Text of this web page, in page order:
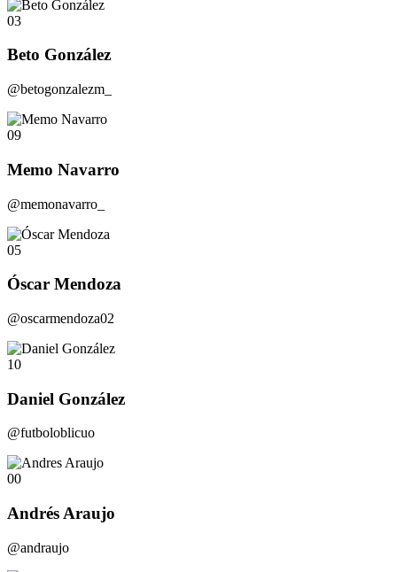
03
Beto González
@betogonzalezm_
09
Memo Navarro
@memonavarro_
05
Óscar Mendoza
@oscarmendoza02
10
Daniel González
@futboloblicuo
00
Andrés Araujo
@andraujo